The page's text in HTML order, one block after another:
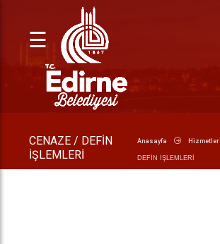
☰
CENAZE / DEFİN
İŞLEMLERİ
Anasayfa Hizmetler
DEFİN İŞLEMLERİ